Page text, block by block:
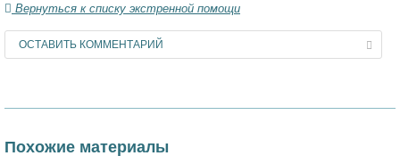
Вернуться к списку экстренной помощи
ОСТАВИТЬ КОММЕНТАРИЙ
Похожие материалы